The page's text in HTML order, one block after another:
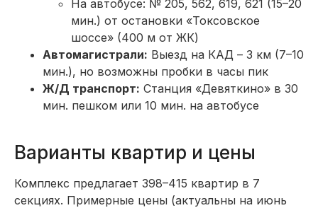
На автобусе: № 205, 562, 619, 621 (15–20
мин.) от остановки «Токсовское
шоссе» (400 м от ЖК)
Автомагистрали: Выезд на КАД – 3 км (7–10
мин.), но возможны пробки в часы пик
Ж/Д транспорт: Станция «Девяткино» в 30
мин. пешком или 10 мин. на автобусе
Варианты квартир и цены
Комплекс предлагает 398–415 квартир в 7
секциях. Примерные цены (актуальны на июнь